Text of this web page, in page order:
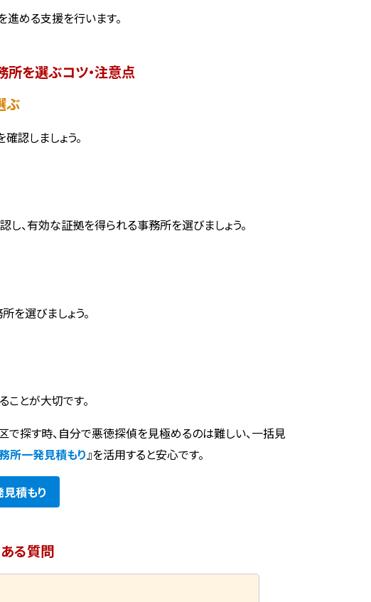
める支援を行います。
所を選ぶコツ・注意点
ぶ
認しましょう。
、有効な証拠を得られる事務所を選びましょう。
選びましょう。
とが大切です。
で探す時、自分で悪徳探偵を見極めるのは難しい、一括見
所一発見積もり 』を活用すると安心です。
見積もり
ある質問